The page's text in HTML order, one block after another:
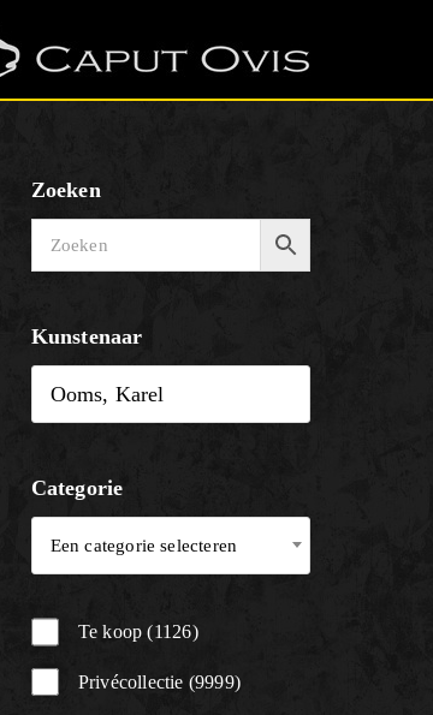
Zoeken
Kunstenaar
Categorie
Een categorie selecteren
Te koop 1126
Privécollectie 9999